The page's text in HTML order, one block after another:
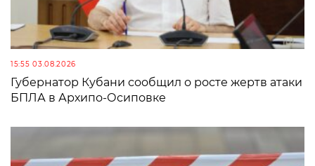
15:55 03.08.2026
Губернатор Кубани сообщил о росте жертв атаки
БПЛА в Архипо-Осиповке